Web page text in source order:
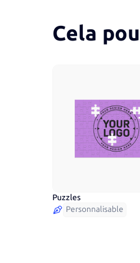
Cela
Puzzles
Personnalisable